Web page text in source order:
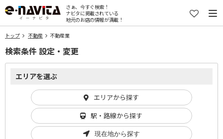
さぁ、今すぐ検索！
ナビタに掲載されている
地元のお店の情報が満載！
トップ 不動産 不動産業
検索条件 設定・変更
エリアを選ぶ
エリアから探す
駅・路線から探す
現在地から探す